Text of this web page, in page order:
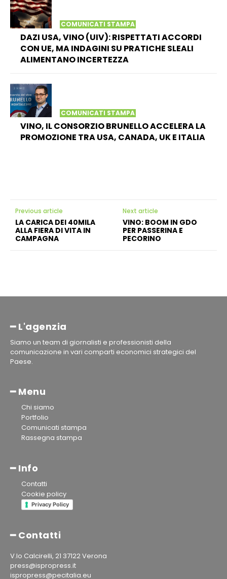
COMUNICATI STAMPA
DAZI USA, VINO (UIV): RISPETTATI ACCORDI
CON UE, MA INDAGINI SU PRATICHE SLEALI
ALIMENTANO INCERTEZZA
COMUNICATI STAMPA
VINO, IL CONSORZIO BRUNELLO ACCELERA LA
PROMOZIONE TRA USA, CANADA, UK E ITALIA
Previous article
LA CARICA DEI 40MILA
ALLA FIERA DI VITA IN
CAMPAGNA
Next article
VINO: BOOM IN GDO
PER PASSERINA E
PECORINO
━ L'agenzia
Siamo un team di giornalisti e professionisti della
comunicazione in vari comparti economici strategici del
Paese.
━ Menu
Chi siamo
Portfolio
Comunicati stampa
Rassegna stampa
━ Info
Contatti
Cookie policy
Privacy Policy
━ Contatti
V.lo Calcirelli, 21 37122 Verona
press@ispropress.it
ispropress@pecitalia.eu